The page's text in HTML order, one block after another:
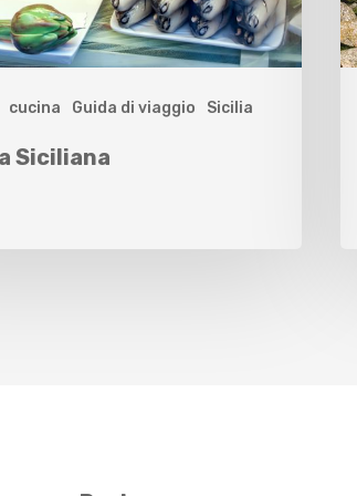
cucina Guida di viaggio Sicilia
Siciliana